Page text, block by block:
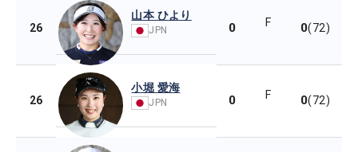
26
山本 ひより
JPN 0 F 0(72)
26
小堀 愛海
JPN 0 F 0(72)